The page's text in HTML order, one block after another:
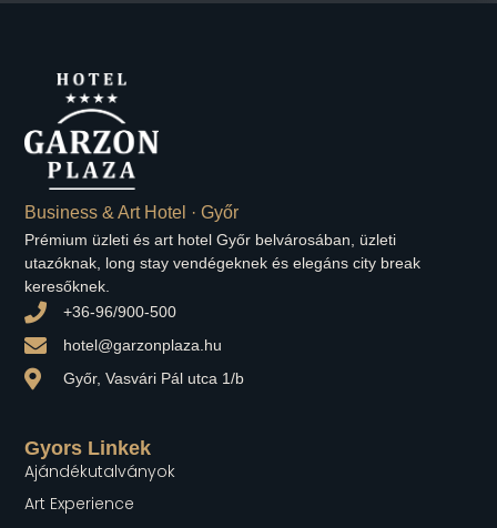
Business & Art Hotel · Győr
Prémium üzleti és art hotel Győr belvárosában, üzleti
utazóknak, long stay vendégeknek és elegáns city break
keresőknek.
+36-96/900-500
hotel@garzonplaza.hu
Győr, Vasvári Pál utca 1/b
Gyors Linkek
Ajándékutalványok
Art Experience